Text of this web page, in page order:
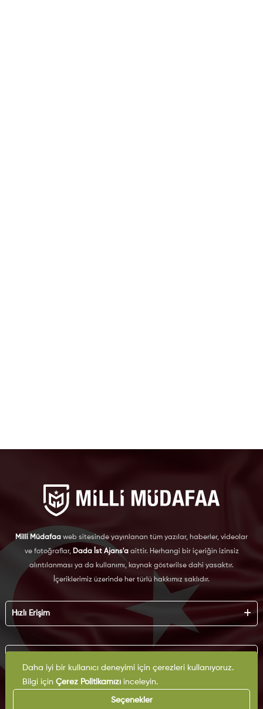
Milli Müdafaa web sitesinde yayınlanan tüm yazılar, haberler, videolar
ve fotoğraflar, Dada İst Ajans'aaittir. Herhangi bir içeriğin izinsiz
alıntılanması ya da kullanımı, kaynak gösterilse dahi yasaktır.
İçeriklerimiz üzerinde her türlü hakkımız saklıdır.
Hızlı Erişim
Künye
Reklam
İş Birliği
Arşiv
İletişim
KVKK
Çerez Politikası
Daha iyi bir kullanıcı deneyimi için çerezleri kullanıyoruz.
Bilgi için Çerez Politikamızıinceleyin.
Seçenekler